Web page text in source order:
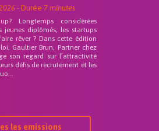
- Durée 7 minutes
Longtemps considérées
jeunes diplômés, les startups
rêver ? Dans cette édition
Gaultier Brun, Partner chez
son regard sur l’attractivité
défis de recrutement et les
les emissions